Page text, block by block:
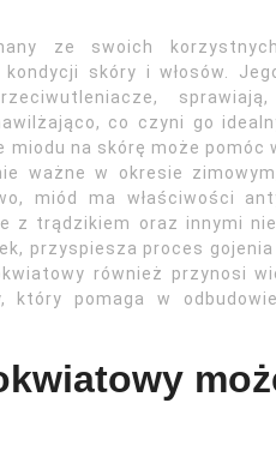
ze swoich
skóry i włosów.
co czyni go
miodu na skórę może
ważne w okresie
miód ma właściwości
z trądzikiem oraz innymi
przyspiesza proces
również przynosi
który pomaga w